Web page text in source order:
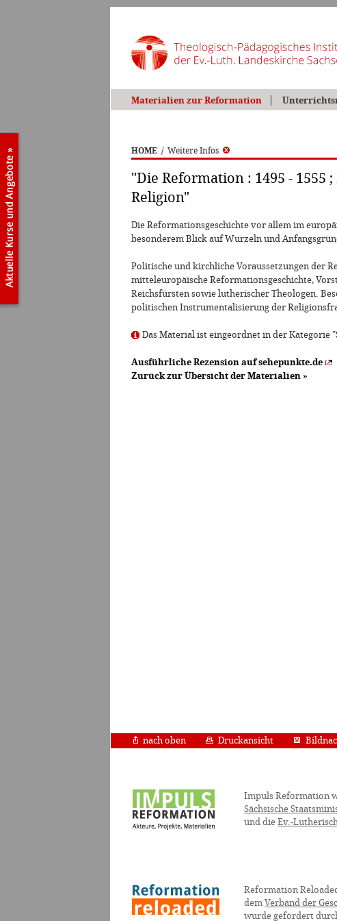
Materialien zur Reformation
HOME / Weitere Infos
"Die Reformation : 1495 -
Religion"
Die Reformationsgeschichte vor allem im
besonderem Blick auf Wurzeln und
Politische und kirchliche Voraussetzungen der
mitteleuropäische Reformationsgeschichte,
Reichsfürsten sowie lutherischer Theologen.
politischen Instrumentalisierung der
Das Material ist eingeordnet in der Kategorie
Ausführliche Rezension auf sehepunkte.de
Zurück zur Übersicht der Materialien »
nach oben Druckansicht
Impuls Reformation
Sächsische
und die Ev.-
Reformation
dem Verband der
wurde gefördert